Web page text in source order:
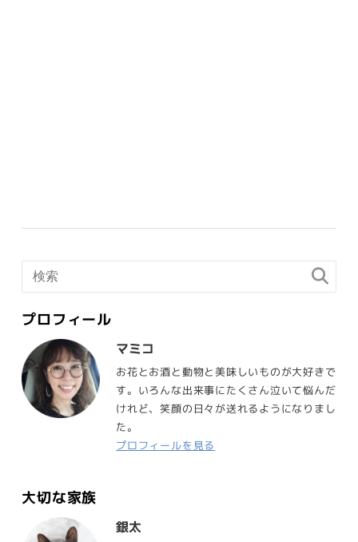
プロフィール
マミコ
お花とお酒と動物と美味しいものが大好きで
す。いろんな出来事にたくさん泣いて悩んだ
けれど、笑顔の日々が送れるようになりまし
た。
プロフィールを見る
大切な家族
銀太